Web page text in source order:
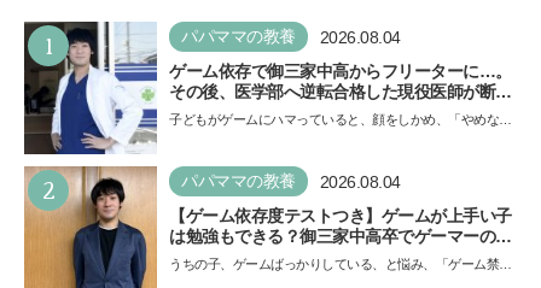
1 パパママの教養 2026.08.04
ゲーム依存で御三家中高からフリーターに…。
その後、医学部へ逆転合格した現役医師が断言
「ゲームの経験が受験勉強に役立った」そう考
える背景とは
子どもがゲームにハマっていると、顔をしかめ、「やめなさ
い…
2 パパママの教養 2026.08.04
【ゲーム依存度テストつき】ゲームが上手い子
は勉強もできる？御三家中高卒でゲーマーの医
師・阿部智史さんが教えるゲームしながら受験
で勝つためのメソッド
うちの子、ゲームばっかりしている、と悩み、「ゲーム禁